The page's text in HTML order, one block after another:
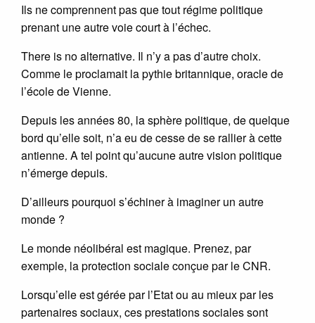
Ils ne comprennent pas que tout régime politique
prenant une autre voie court à l’échec.
There is no alternative. Il n’y a pas d’autre choix.
Comme le proclamait la pythie britannique, oracle de
l’école de Vienne.
Depuis les années 80, la sphère politique, de quelque
bord qu’elle soit, n’a eu de cesse de se rallier à cette
antienne. A tel point qu’aucune autre vision politique
n’émerge depuis.
D’ailleurs pourquoi s’échiner à imaginer un autre
monde ?
Le monde néolibéral est magique. Prenez, par
exemple, la protection sociale conçue par le CNR.
Lorsqu’elle est gérée par l’Etat ou au mieux par les
partenaires sociaux, ces prestations sociales sont